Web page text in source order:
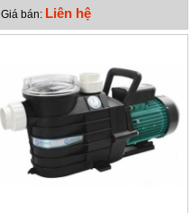
DEP2140
Giá bán: Liên hệ